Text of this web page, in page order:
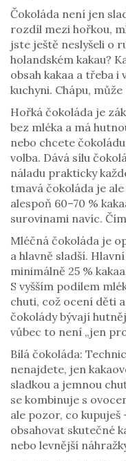
Čokoláda není jen
rozdíl mezi hořkou,
jste ještě neslyšeli o
holandském kakau?
obsah kakaa a třeba
kuchyni. Chápu,
Hořká čokoláda je
bez mléka a má
nebo chcete
volba. Dává sílu
náladu prakticky
tmavá čokoláda je
alespoň 60–70 %
surovinami navíc.
Mléčná čokoláda je
a hlavně sladší.
minimálně 25 %
S vyšším podílem
chuti, což ocení děti
čokolády bývají
vůbec to není „jen
Bílá čokoláda:
nenajdete, jen
sladkou a jemnou
se kombinuje s
ale pozor, co
obsahovat skutečné
nebo levnější